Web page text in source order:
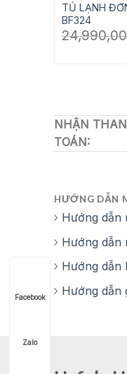
TỦ LẠNH
BF324
NHẬN
TOÁN:
HƯỚNG DẪN
Hướng dẫn
Hướng dẫn
Hướng dẫn
Hướng dẫn
Facebook
Zalo